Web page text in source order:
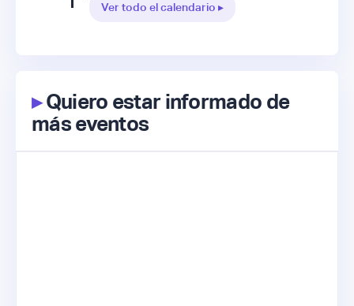
Ver todo el calendario ▸
▸Quiero estar informado de
más eventos